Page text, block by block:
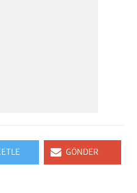
GÖNDER